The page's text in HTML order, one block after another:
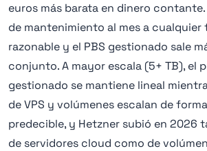
euros más barata en dinero
de mantenimiento al mes a cualquier
razonable y el PBS gestionado sale
conjunto. A mayor escala (5+ TB), el
gestionado se mantiene lineal
de VPS y volúmenes escalan de
predecible, y Hetzner subió en 2026
de servidores cloud como de